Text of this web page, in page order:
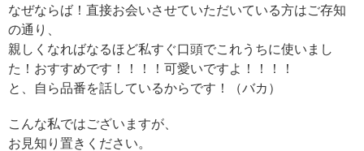
なぜならば！直接お会いさせていただいている方はご存知
の通り、
親しくなればなるほど私すぐ口頭でこれうちに使いまし
た！おすすめです！！！！可愛いですよ！！！！
と、自ら品番を話しているからです！（バカ）
こんな私ではございますが、
お見知り置きください。